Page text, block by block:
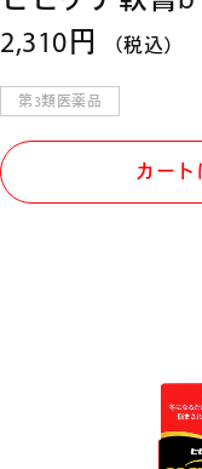
2,310円
（税込）
第3類医薬品
カート